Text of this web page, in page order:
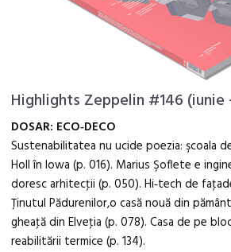
Highlights Zeppelin #146 (iunie
DOSAR: ECO‑DECO
Sustenabilitatea nu ucide poezia: şcoala
Holl în Iowa (p. 016). Marius Şoflete e
doresc arhitecţii (p. 050). Hi‑tech de
Ţinutul Pădurenilor,o casă nouă din
gheaţă din Elveţia (p. 078). Casa de pe
reabilitării termice (p. 134).